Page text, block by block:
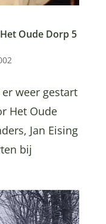
Oude Dorp 5
weer gestart
Het Oude
Jan Eising
bij